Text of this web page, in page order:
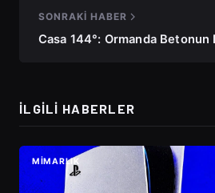
SONRAKI HABER
Casa 144°: Ormanda
İLGILI HABERLER
MIMARLIK